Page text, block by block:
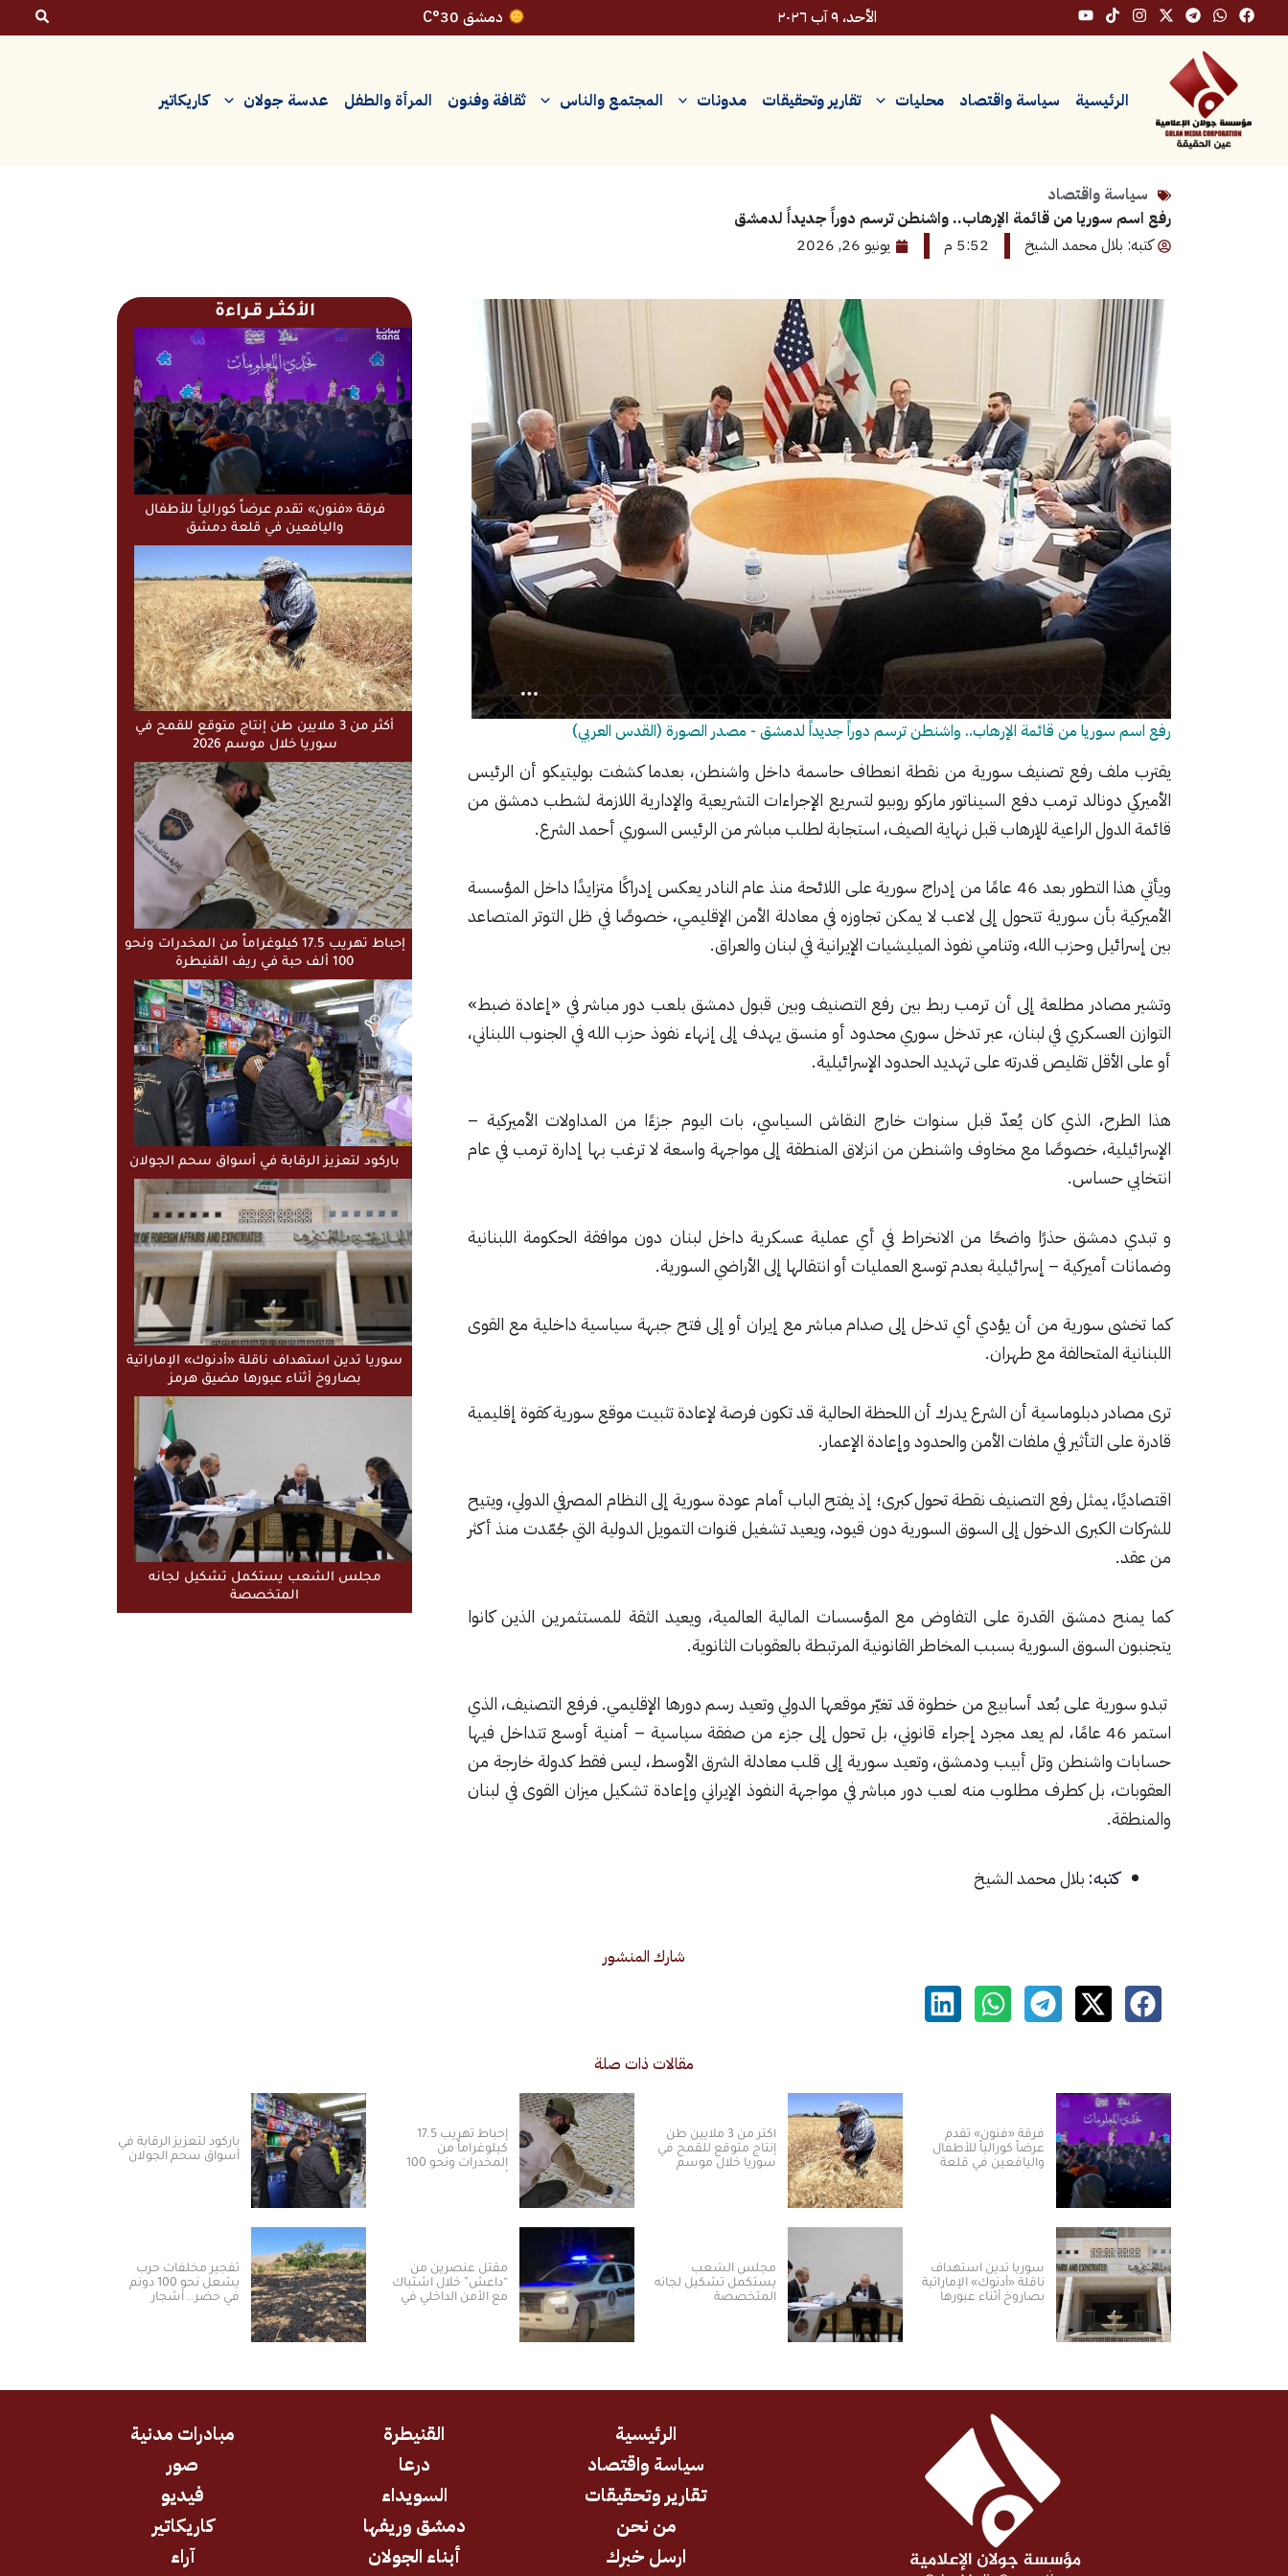
تخطي
إلى
الأحد، ٩ آب ٢٠٢٦ دمشق 30°C
الرئيسية سياسة واقتصاد محليات تقارير وتحقيقات مدونات المجتمع والناس ثقافة وفنون المرأة والطفل عدسة جولان كاريكاتير
سياسة واقتصاد
رفع اسم سوريا من قائمة الإرهاب.. واشنطن ترسم دوراً جديداً لدمشق
كتبه: بلال محمد الشيخ
5:52 م يونيو 26, 2026
رفع اسم سوريا من قائمة الإرهاب.. واشنطن ترسم دوراً جديداً لدمشق - مصدر الصورة (القدس العربي)
يقترب ملف رفع تصنيف سورية من نقطة انعطاف حاسمة داخل واشنطن، بعدما كشفت بوليتيكو أن الرئيس
الأميركي دونالد ترمب دفع السيناتور ماركو روبيو لتسريع الإجراءات التشريعية والإدارية اللازمة لشطب دمشق من
قائمة الدول الراعية للإرهاب قبل نهاية الصيف، استجابة لطلب مباشر من الرئيس السوري أحمد الشرع.
ويأتي هذا التطور بعد 46 عامًا من إدراج سورية على اللائحة منذ عام النادر يعكس إدراكًا متزايدًا داخل المؤسسة
الأميركية بأن سورية تتحول إلى لاعب لا يمكن تجاوزه في معادلة الأمن الإقليمي، خصوصًا في ظل التوتر المتصاعد
بين إسرائيل وحزب الله، وتنامي نفوذ الميليشيات الإيرانية في لبنان والعراق.
وتشير مصادر مطلعة إلى أن ترمب ربط بين رفع التصنيف وبين قبول دمشق بلعب دور مباشر في «إعادة ضبط»
التوازن العسكري في لبنان، عبر تدخل سوري محدود أو منسق يهدف إلى إنهاء نفوذ حزب الله في الجنوب اللبناني،
أو على الأقل تقليص قدرته على تهديد الحدود الإسرائيلية.
هذا الطرح، الذي كان يُعدّ قبل سنوات خارج النقاش السياسي، بات اليوم جزءًا من المداولات الأميركية –
الإسرائيلية، خصوصًا مع مخاوف واشنطن من انزلاق المنطقة إلى مواجهة واسعة لا ترغب بها إدارة ترمب في عام
انتخابي حساس.
و تبدي دمشق حذرًا واضحًا من الانخراط في أي عملية عسكرية داخل لبنان دون موافقة الحكومة اللبنانية
وضمانات أميركية – إسرائيلية بعدم توسع العمليات أو انتقالها إلى الأراضي السورية.
كما تخشى سورية من أن يؤدي أي تدخل إلى صدام مباشر مع إيران أو إلى فتح جبهة سياسية داخلية مع القوى
اللبنانية المتحالفة مع طهران.
ترى مصادر دبلوماسية أن الشرع يدرك أن اللحظة الحالية قد تكون فرصة لإعادة تثبيت موقع سورية كقوة إقليمية
قادرة على التأثير في ملفات الأمن والحدود وإعادة الإعمار.
اقتصاديًا، يمثل رفع التصنيف نقطة تحول كبرى؛ إذ يفتح الباب أمام عودة سورية إلى النظام المصرفي الدولي، ويتيح
للشركات الكبرى الدخول إلى السوق السورية دون قيود، ويعيد تشغيل قنوات التمويل الدولية التي جُمّدت منذ أكثر
من عقد.
كما يمنح دمشق القدرة على التفاوض مع المؤسسات المالية العالمية، ويعيد الثقة للمستثمرين الذين كانوا
يتجنبون السوق السورية بسبب المخاطر القانونية المرتبطة بالعقوبات الثانوية.
تبدو سورية على بُعد أسابيع من خطوة قد تغيّر موقعها الدولي وتعيد رسم دورها الإقليمي. فرفع التصنيف، الذي
استمر 46 عامًا، لم يعد مجرد إجراء قانوني، بل تحول إلى جزء من صفقة سياسية – أمنية أوسع تتداخل فيها
حسابات واشنطن وتل أبيب ودمشق، وتعيد سورية إلى قلب معادلة الشرق الأوسط، ليس فقط كدولة خارجة من
العقوبات، بل كطرف مطلوب منه لعب دور مباشر في مواجهة النفوذ الإيراني وإعادة تشكيل ميزان القوى في لبنان
والمنطقة.
كتبه: بلال محمد الشيخ
الأكثــر قـراءة
فرقة «فنون» تقدم عرضاً كورالياً للأطفال
واليافعين في قلعة دمشق
أكثر من 3 ملايين طن إنتاج متوقع للقمح في
سوريا خلال موسم 2026
إحباط تهريب 17.5 كيلوغراماً من المخدرات ونحو
100 ألف حبة في ريف القنيطرة
باركود لتعزيز الرقابة في أسواق سحم الجولان
سوريا تدين استهداف ناقلة «أدنوك» الإماراتية
بصاروخ أثناء عبورها مضيق هرمز
مجلس الشعب يستكمل تشكيل لجانه
المتخصصة
شارك المنشور
مقالات ذات صلة
فرقة «فنون» تقدم
عرضاً كورالياً للأطفال
واليافعين في قلعة
أكثر من 3 ملايين طن
إنتاج متوقع للقمح في
سوريا خلال موسم
إحباط تهريب 17.5
كيلوغراماً من
المخدرات ونحو 100
باركود لتعزيز الرقابة في
أسواق سحم الجولان
سوريا تدين استهداف
ناقلة «أدنوك» الإماراتية
بصاروخ أثناء عبورها
مجلس الشعب
يستكمل تشكيل لجانه
المتخصصة
مقتل عنصرين من
“داعش” خلال اشتباك
مع الأمن الداخلي في
تفجير مخلفات حرب
يشعل نحو 100 دونم
في حضر.. أشجار
الرئيسية
سياسة واقتصاد
تقارير وتحقيقات
من نحن
ارسل خبرك
القنيطرة
درعا
السويداء
دمشق وريفها
أبناء الجولان
مبادرات مدنية
صور
فيديو
كاريكاتير
آراء